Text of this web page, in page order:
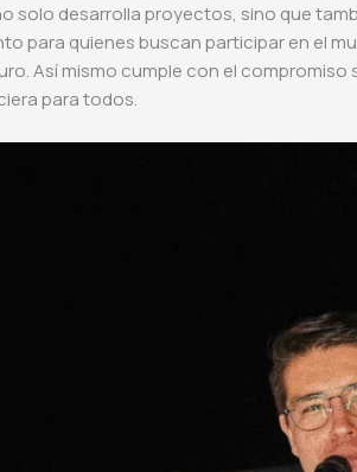
solo desarrolla proyectos, sino que
para quienes buscan participar en el
Así mismo cumple con el compromiso
para todos.